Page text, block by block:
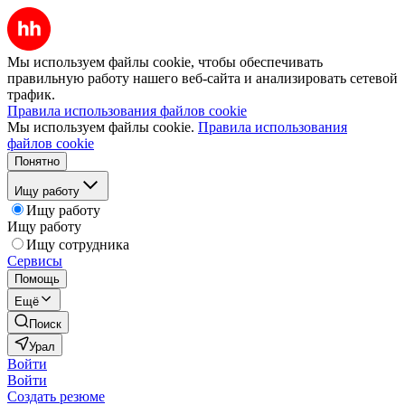
Мы используем файлы cookie, чтобы обеспечивать
правильную работу нашего веб-сайта и анализировать сетевой
трафик.
Правила использования файлов cookie
Мы используем файлы cookie. Правила использования
файлов cookie
Понятно
Ищу работу
Ищу работу
Ищу работу
Ищу сотрудника
Сервисы
Помощь
Ещё
Поиск
Урал
Войти
Войти
Создать резюме